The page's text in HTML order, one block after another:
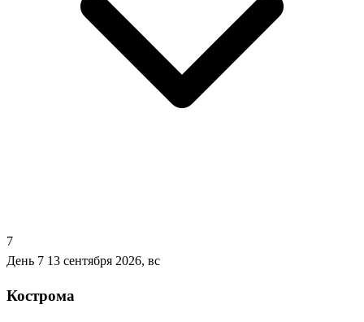
7
День 7 13 сентября 2026, вс
Кострома